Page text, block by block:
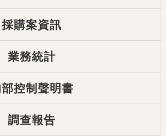
採購案資訊
業務統計
控制聲明書
調查報告